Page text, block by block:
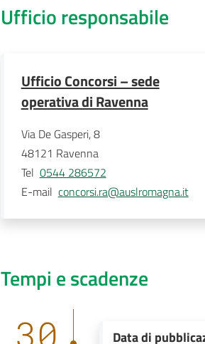
Ufficio responsabile
Ufficio Concorsi – sede
operativa di Ravenna
Via De Gasperi, 8
48121 Ravenna
Tel 0544 286572
E-mail concorsi.ra@auslromagna.it
Tempi e scadenze
30 Data di